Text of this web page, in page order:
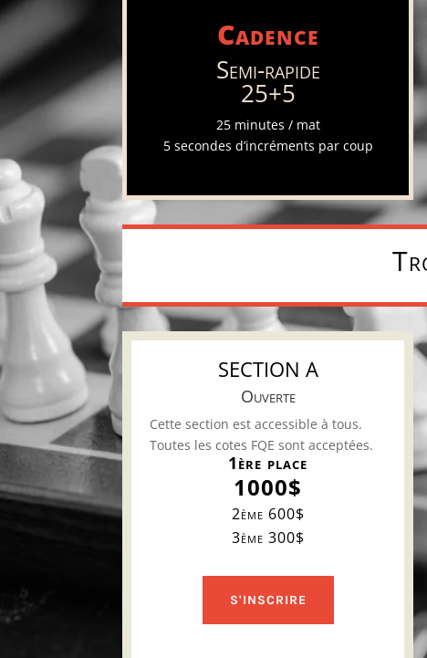
Cadence
Semi-rapide
25+5
25 minutes / mat
5 secondes d’incréments par coup
SECTION A
Ouverte
Cette section est accessible à tous.
Toutes les cotes FQE sont acceptées.
1ère place
1000$
2ème 600$
3ème 300$
S'INSCRIRE